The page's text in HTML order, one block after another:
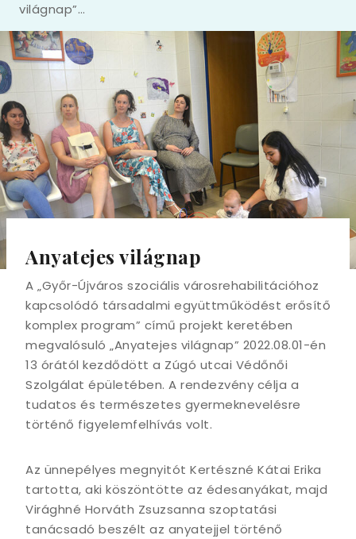
világnap”…
Anyatejes világnap
A „Győr-Újváros szociális városrehabilitációhoz
kapcsolódó társadalmi együttműködést erősítő
komplex program” című projekt keretében
megvalósuló „Anyatejes világnap” 2022.08.01-én
13 órától kezdődött a Zúgó utcai Védőnői
Szolgálat épületében. A rendezvény célja a
tudatos és természetes gyermeknevelésre
történő figyelemfelhívás volt.
Az ünnepélyes megnyitót Kertészné Kátai Erika
tartotta, aki köszöntötte az édesanyákat, majd
Virághné Horváth Zsuzsanna szoptatási
tanácsadó beszélt az anyatejjel történő